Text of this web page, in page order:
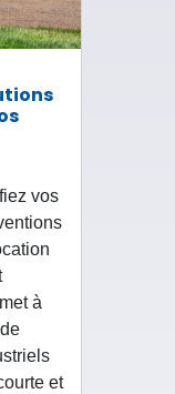
vos
à
et